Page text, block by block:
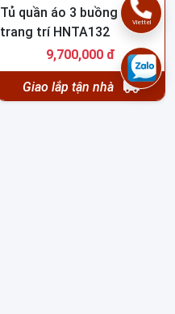
Tủ quần áo 3 buồng có kệ
trang trí HNTA132
9,700,000 đ
Giao lắp tận nhà
Viettel